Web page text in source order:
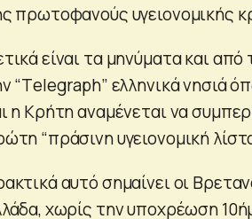
πρωτοφανούς υγειονομικής
είναι τα μηνύματα και
“Τelegraph” ελληνικά νησιά
η Κρήτη αναμένεται να
“πράσινη υγειονομική
αυτό σημαίνει οι
χωρίς την υποχρέωση